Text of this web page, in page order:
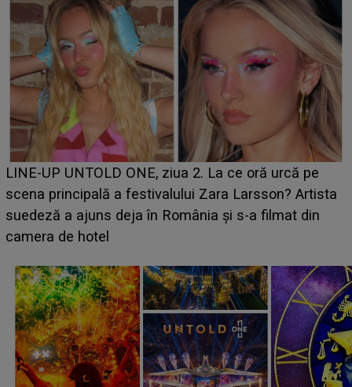
Ce a dezvăluit noua concurentă din "Casa Iubirii" l-a
luat prin surprindere pe Emanuel. CINE ESTE
BĂIATUL VIZAT de Alexandra?! Aflându-se în fața
faptului împlinit, A RECUNOSCUT IMEDIAT: "Am